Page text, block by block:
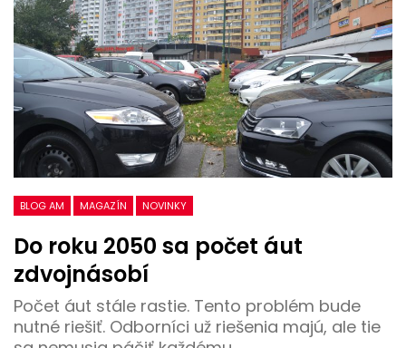
BLOG AM MAGAZÍN NOVINKY
Do roku 2050 sa počet áut
zdvojnásobí
Počet áut stále rastie. Tento problém bude
nutné riešiť. Odborníci už riešenia majú, ale tie